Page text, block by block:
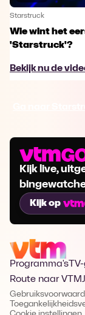
Starstruck
Wie wint het
'Starstruck'?
Bekijk nu de
Kijk live,
Kijk op
Programma's
Route naar VTM